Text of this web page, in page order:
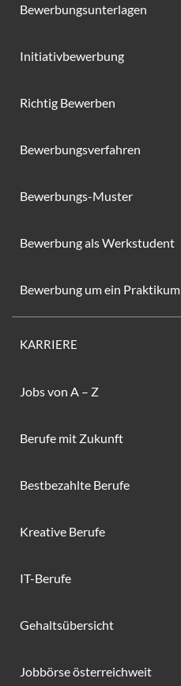
Bewerbungsunterlagen
Initiativbewerbung
Richtig Bewerben
Bewerbungsverfahren
Bewerbungs-Muster
Bewerbung als Werkstudent
Bewerbung um ein Praktikum
KARRIERE
Jobs von A – Z
Berufe mit Zukunft
Bestbezahlte Berufe
Kreative Berufe
IT-Berufe
Gehaltsübersicht
Jobbörse österreichweit